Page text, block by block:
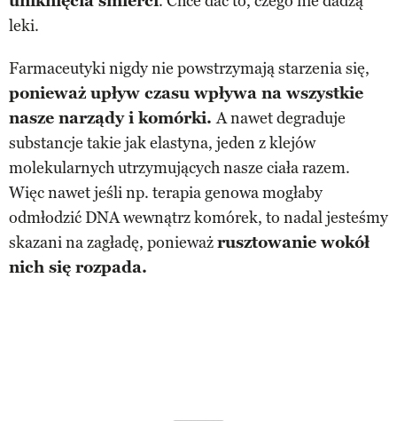
leki.
Farmaceutyki nigdy nie powstrzymają starzenia się,
ponieważ upływ czasu wpływa na wszystkie
nasze narządy i komórki.A nawet degraduje
substancje takie jak elastyna, jeden z klejów
molekularnych utrzymujących nasze ciała razem.
Więc nawet jeśli np. terapia genowa mogłaby
odmłodzić DNA wewnątrz komórek, to nadal jesteśmy
skazani na zagładę, ponieważrusztowanie wokół
nich się rozpada.